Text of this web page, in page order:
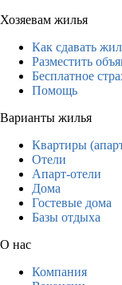
Хозяевам жилья
Как сдавать
Разместить
Бесплатное
Помощь
Варианты жилья
Квартиры
Отели
Апарт-отели
Дома
Гостевые дома
Базы отдыха
О нас
Компания